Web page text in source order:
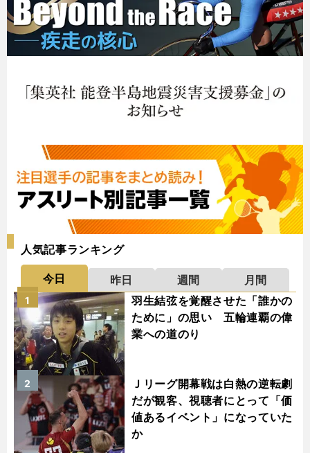
人気記事ランキング
今日 昨日 週間
月間
羽生結弦を覚醒させた「誰かの
ために」の思い 五輪連覇の偉
業への道のり
1
Ｊリーグ開幕戦は白熱の逆転劇
だが観客、視聴者にとって「価
値あるイベント」になっていた
か
2